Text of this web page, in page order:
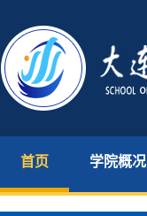
首页 学院概况